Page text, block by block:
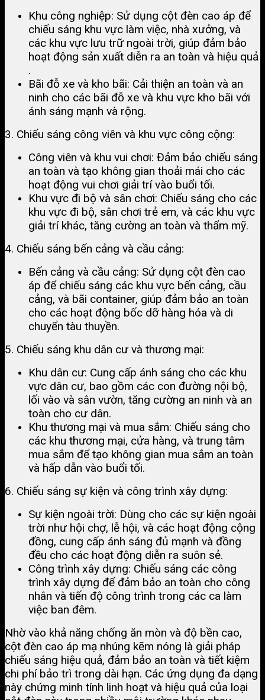
Khu công nghiệp: Sử dụng cột đèn cao áp để
chiếu sáng khu vực làm việc, nhà xưởng, và
các khu vực lưu trữ ngoài trời, giúp đảm bảo
hoạt động sản xuất diễn ra an toàn và hiệu quả​
.
Bãi đỗ xe và kho bãi: Cải thiện an toàn và an
ninh cho các bãi đỗ xe và khu vực kho bãi với
ánh sáng mạnh và rộng.
3. Chiếu sáng công viên và khu vực công cộng:
Công viên và khu vui chơi: Đảm bảo chiếu sáng
an toàn và tạo không gian thoải mái cho các
hoạt động vui chơi giải trí vào buổi tối​.
Khu vực đi bộ và sân chơi: Chiếu sáng cho các
khu vực đi bộ, sân chơi trẻ em, và các khu vực
giải trí khác, tăng cường an toàn và thẩm mỹ​.
4. Chiếu sáng bến cảng và cầu cảng:
Bến cảng và cầu cảng: Sử dụng cột đèn cao
áp để chiếu sáng các khu vực bến cảng, cầu
cảng, và bãi container, giúp đảm bảo an toàn
cho các hoạt động bốc dỡ hàng hóa và di
chuyển tàu thuyền​.
5. Chiếu sáng khu dân cư và thương mại:
Khu dân cư: Cung cấp ánh sáng cho các khu
vực dân cư, bao gồm các con đường nội bộ,
lối vào và sân vườn, tăng cường an ninh và an
toàn cho cư dân​.
Khu thương mại và mua sắm: Chiếu sáng cho
các khu thương mại, cửa hàng, và trung tâm
mua sắm để tạo không gian mua sắm an toàn
và hấp dẫn vào buổi tối​.
6. Chiếu sáng sự kiện và công trình xây dựng:
Sự kiện ngoài trời: Dùng cho các sự kiện ngoài
trời như hội chợ, lễ hội, và các hoạt động cộng
đồng, cung cấp ánh sáng đủ mạnh và đồng
đều cho các hoạt động diễn ra suôn sẻ​.
Công trình xây dựng: Chiếu sáng các công
trình xây dựng để đảm bảo an toàn cho công
nhân và tiến độ công trình trong các ca làm
việc ban đêm.
Nhờ vào khả năng chống ăn mòn và độ bền cao,
cột đèn cao áp mạ nhúng kẽm nóng là giải pháp
chiếu sáng hiệu quả, đảm bảo an toàn và tiết kiệm
chi phí bảo trì trong dài hạn. Các ứng dụng đa dạng
này chứng minh tính linh hoạt và hiệu quả của loại